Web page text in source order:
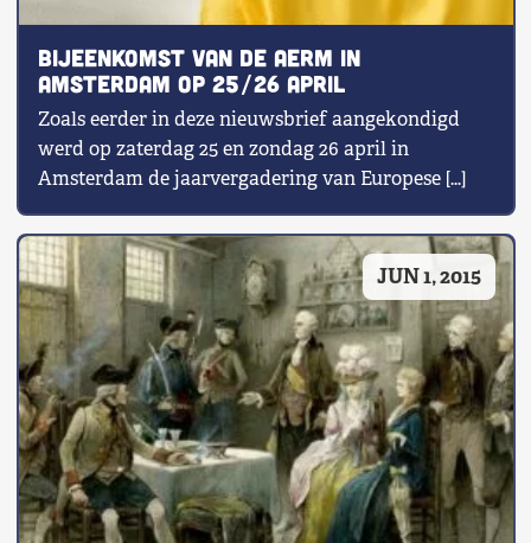
Bijeenkomst van de AERM in
Amsterdam op 25/26 april
Zoals eerder in deze nieuwsbrief aangekondigd
werd op zaterdag 25 en zondag 26 april in
Amsterdam de jaarvergadering van Europese […]
JUN 1, 2015